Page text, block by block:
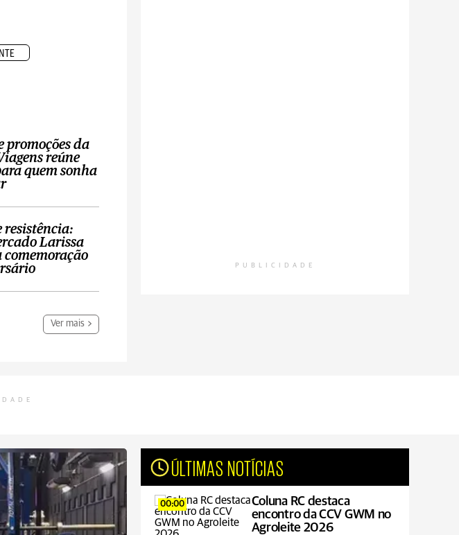
promoções da
reúne
quem sonha
resistência:
Larissa
comemoração
Ver mais
PUBLICIDADE
ÚLTIMAS NOTÍCIAS
00:00
Coluna RC destaca
encontro da CCV GWM no
Agroleite 2026